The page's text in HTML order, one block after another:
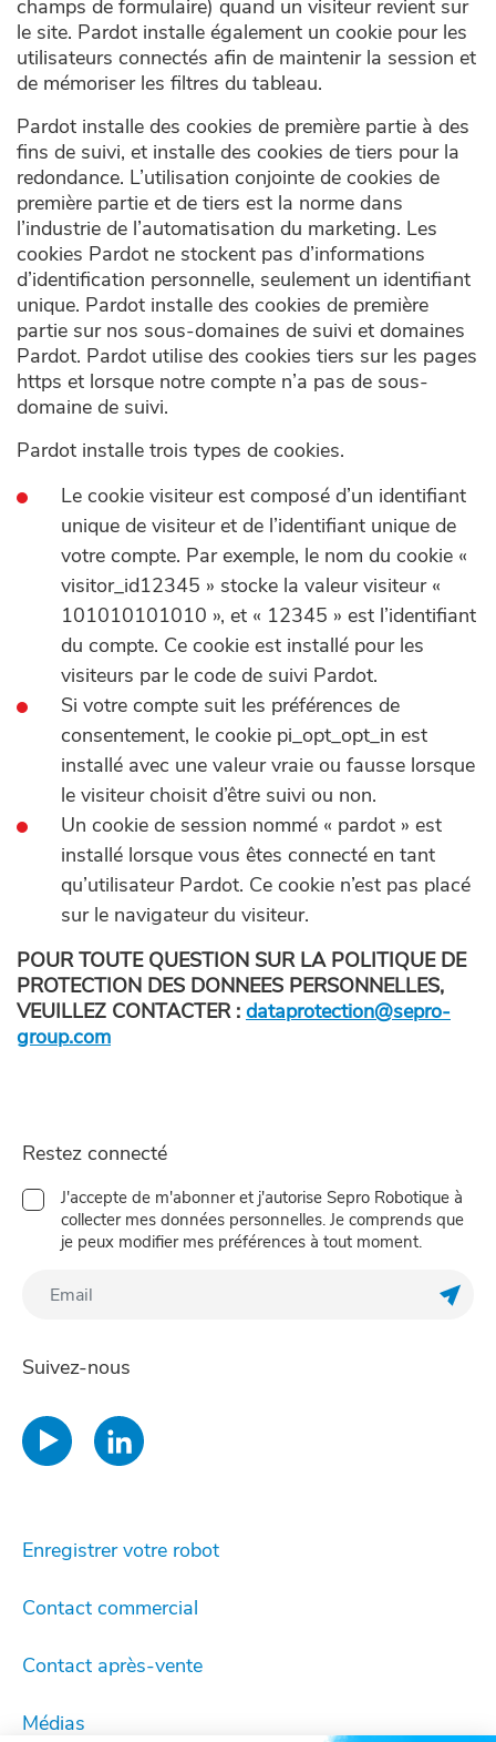
champs de formulaire) quand un visiteur revient sur
le site. Pardot installe également un cookie pour les
utilisateurs connectés afin de maintenir la session et
de mémoriser les filtres du tableau.
Pardot installe des cookies de première partie à des
fins de suivi, et installe des cookies de tiers pour la
redondance. L’utilisation conjointe de cookies de
première partie et de tiers est la norme dans
l’industrie de l’automatisation du marketing. Les
cookies Pardot ne stockent pas d’informations
d’identification personnelle, seulement un identifiant
unique. Pardot installe des cookies de première
partie sur nos sous-domaines de suivi et domaines
Pardot. Pardot utilise des cookies tiers sur les pages
https et lorsque notre compte n’a pas de sous-
domaine de suivi.
Pardot installe trois types de cookies.
Le cookie visiteur est composé d’un identifiant
unique de visiteur et de l’identifiant unique de
votre compte. Par exemple, le nom du cookie «
visitor_id12345 » stocke la valeur visiteur «
101010101010 », et « 12345 » est l’identifiant
du compte. Ce cookie est installé pour les
visiteurs par le code de suivi Pardot.
Si votre compte suit les préférences de
consentement, le cookie pi_opt_opt_in est
installé avec une valeur vraie ou fausse lorsque
le visiteur choisit d’être suivi ou non.
Un cookie de session nommé « pardot » est
installé lorsque vous êtes connecté en tant
qu’utilisateur Pardot. Ce cookie n’est pas placé
sur le navigateur du visiteur.
POUR TOUTE QUESTION SUR LA POLITIQUE DE
PROTECTION DES DONNEES PERSONNELLES,
VEUILLEZ CONTACTER : dataprotection@sepro-
group.com
Restez connecté
J'accepte de m'abonner et j'autorise Sepro Robotique à
collecter mes données personnelles. Je comprends que
je peux modifier mes préférences à tout moment.
Suivez-nous
Enregistrer votre robot
Contact commercial
Contact après-vente
Médias